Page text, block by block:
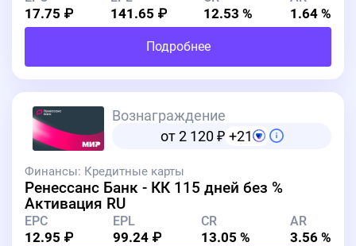
17.75 ₽ 141.65 ₽ 12.53 % 1.64 %
Подробнее
Вознаграждение
от 2 120₽ +21
Финансы: Кредитные карты
Ренессанс Банк - КК 115 дней без %
Активация RU
EPC
12.95 ₽
EPL
99.24 ₽
CR
13.05 %
AR
3.56 %